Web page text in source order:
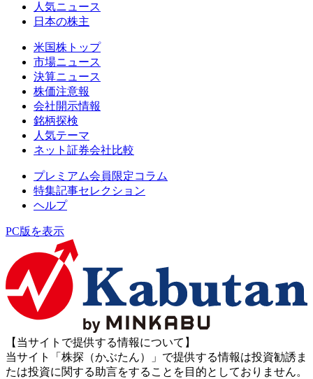
人気ニュース
日本の株主
米国株トップ
市場ニュース
決算ニュース
株価注意報
会社開示情報
銘柄探検
人気テーマ
ネット証券会社比較
プレミアム会員限定コラム
特集記事セレクション
ヘルプ
PC版を表示
【当サイトで提供する情報について】
当サイト「株探（かぶたん）」で提供する情報は投資勧誘ま
たは投資に関する助言をすることを目的としておりません。